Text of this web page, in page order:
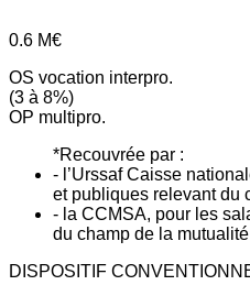
0.6 M€
OS vocation interpro.
(3 à 8%)
OP multipro.
*Recouvrée par :
- l’Urssaf Caisse
et publiques relevant du
- la CCMSA, pour les
du champ de la
DISPOSITIF